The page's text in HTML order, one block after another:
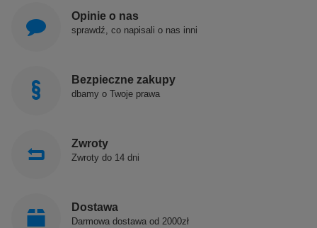
Opinie o nas
sprawdź, co napisali o nas inni
Bezpieczne zakupy
dbamy o Twoje prawa
Zwroty
Zwroty do 14 dni
Dostawa
Darmowa dostawa od 2000zł